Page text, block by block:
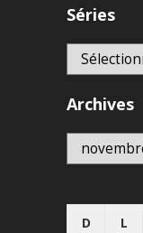
Séries
Archives
Archives
D
L